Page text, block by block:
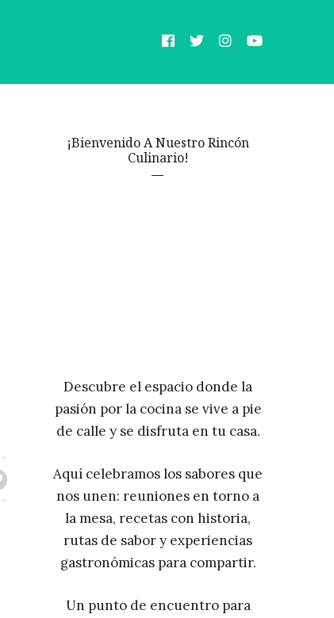
¡Bienvenido A Nuestro Rincón
Culinario!
Descubre el espacio donde la
pasión por la cocina se vive a pie
de calle y se disfruta en tu casa.
Aquí celebramos los sabores que
nos unen: reuniones en torno a
la mesa, recetas con historia,
rutas de sabor y experiencias
gastronómicas para compartir.
Un punto de encuentro para